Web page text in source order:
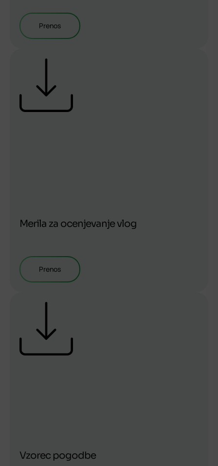
Prenos
Merila za ocenjevanje vlog
Prenos
Vzorec pogodbe